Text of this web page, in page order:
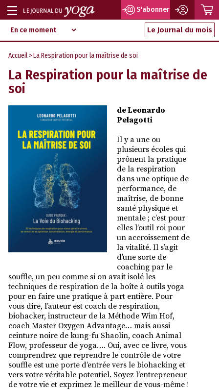
Aller
au
contenu
d‘information
indépendant
Afficher
ou
masquer
navigation
S'abonner
Le Journal du mois
Accueil > La Respiration pour la maîtrise de soi
La Respiration pour la maîtrise de
soi
de Leonardo
Pelagotti
Il y a une ou
plusieurs écoles qui
prônent la pratique
de la respiration
dans une optique de
performance, de
maîtrise, de bonne
santé physique et
mentale ; c’est pour
elles l’outil roi pour
un accroissement de
la vitalité. Il s’agit
d’une sorte de
coaching par le
souffle, un peu comme si on avait isolé les
techniques de respiration de la boîte à outils yoga
pour en faire une pratique à part entière. Pour
vous dire, l’auteur est coach de respiration,
biohacker, instructeur de la Méthode Wim Hof,
coach Master Oxygen Advantage… mais aussi
ceinture noire de kung-fu Shaolin, coach Animal
Flow, professeur de yoga…. Oui, avec ce livre, vous
comprendrez que reprendre le contrôle de votre
souffle est une porte d’entrée vers le biohacking et
vers votre véritable potentiel. Soyez l’entrepreneur
de votre vie et exprimez le meilleur de vous-même !